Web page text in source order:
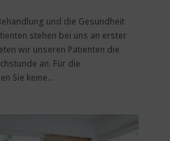
und die Gesundheit
stehen bei uns an erster
wir unseren Patienten die
an. Für die
Sie keine...